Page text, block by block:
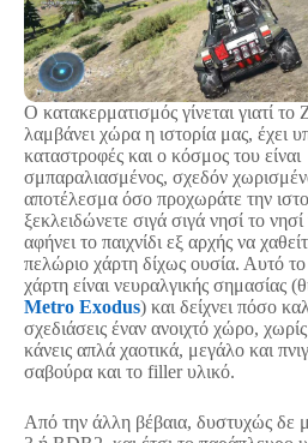
Ο κατακερματισμός γίνεται γιατί
λαμβάνει χώρα η ιστορία μας, έχει
καταστροφές και ο κόσμος του είναι
σμπαραλιασμένος, σχεδόν
αποτέλεσμα όσο προχωράτε την
ξεκλειδώνετε σιγά σιγά νησί το
αφήνει το παιχνίδι εξ αρχής να
πελώριο χάρτη δίχως ουσία. Αυτό
χάρτη είναι νευραλγικής σημασίας
Metro Exodus) και δείχνει πόσο
σχεδιάσεις έναν ανοιχτό χώρο,
κάνεις απλά χαοτικά, μεγάλο και
σαβούρα και το filler υλικό.
Από την άλλη βέβαια, δυστυχώς δε